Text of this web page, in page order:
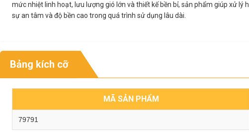
mức nhiệt linh hoạt, lưu lượng gió lớn và thiết kế bền bỉ, sản phẩm giúp xử
sự an tâm và độ bền cao trong quá trình sử dụng lâu dài.
Bảng kích cỡ
MÃ SẢN PHẨM
79791